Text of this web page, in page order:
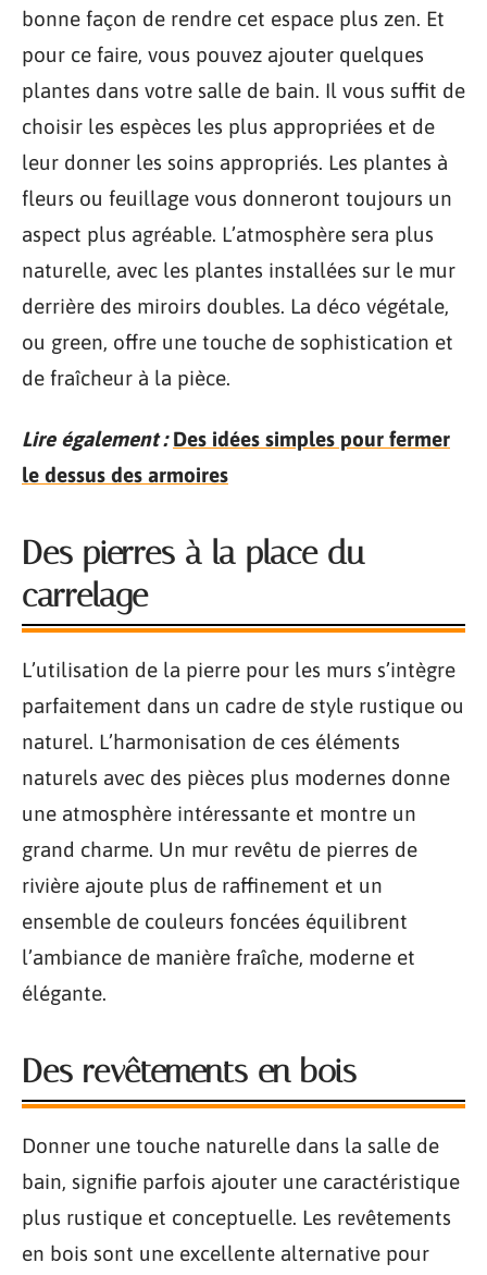
bonne façon de rendre cet espace plus zen. Et
pour ce faire, vous pouvez ajouter quelques
plantes dans votre salle de bain. Il vous suffit de
choisir les espèces les plus appropriées et de
leur donner les soins appropriés. Les plantes à
fleurs ou feuillage vous donneront toujours un
aspect plus agréable. L’atmosphère sera plus
naturelle, avec les plantes installées sur le mur
derrière des miroirs doubles. La déco végétale,
ou green, offre une touche de sophistication et
de fraîcheur à la pièce.
Lire également : Des idées simples pour fermer
le dessus des armoires
Des pierres à la place du
carrelage
L’utilisation de la pierre pour les murs s’intègre
parfaitement dans un cadre de style rustique ou
naturel. L’harmonisation de ces éléments
naturels avec des pièces plus modernes donne
une atmosphère intéressante et montre un
grand charme. Un mur revêtu de pierres de
rivière ajoute plus de raffinement et un
ensemble de couleurs foncées équilibrent
l’ambiance de manière fraîche, moderne et
élégante.
Des revêtements en bois
Donner une touche naturelle dans la salle de
bain, signifie parfois ajouter une caractéristique
plus rustique et conceptuelle. Les revêtements
en bois sont une excellente alternative pour